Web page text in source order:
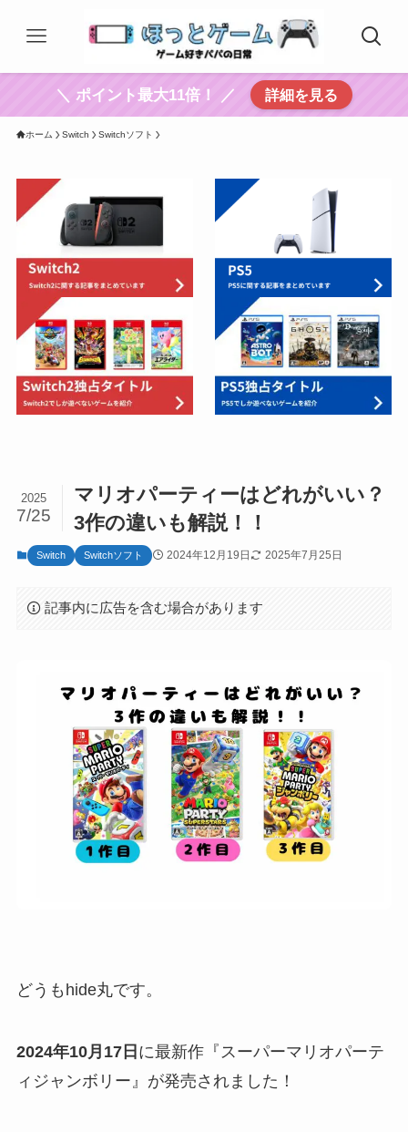
＼ ポイント最大11倍！ ／ 詳細を見る
ホーム Switch Switchソフト
マリオパーティーはどれがいい？
3作の違いも解説！！
2025
7/25
Switch Switchソフト 2024年12月19日 2025年7月25日
記事内に広告を含む場合があります
どうもhide丸です。
2024年10月17日 に最新作『スーパーマリオパーテ
ィジャンボリー』が発売されました！